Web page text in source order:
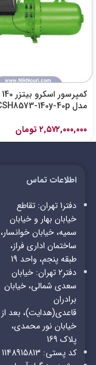
مدل CSH8573-140y-40p
۲,۵۷۲,۰۰۰,۰۰۰ تومان
اطلاعات تماس
دفتر1 تهران: تقاطع
خیابان بهار و خیابان
سمیه، خیابان خوانسار،
ساختمان اداری فراز،
طبقه پنجم، واحد 19
دفتر2 تهران: خیابان
سعدی شمالی، خیابان
برادران
قاعدی(هدایت)، بعد از
خیابان نور محمدی،
پلاک 169
کد پستی: 1148915813